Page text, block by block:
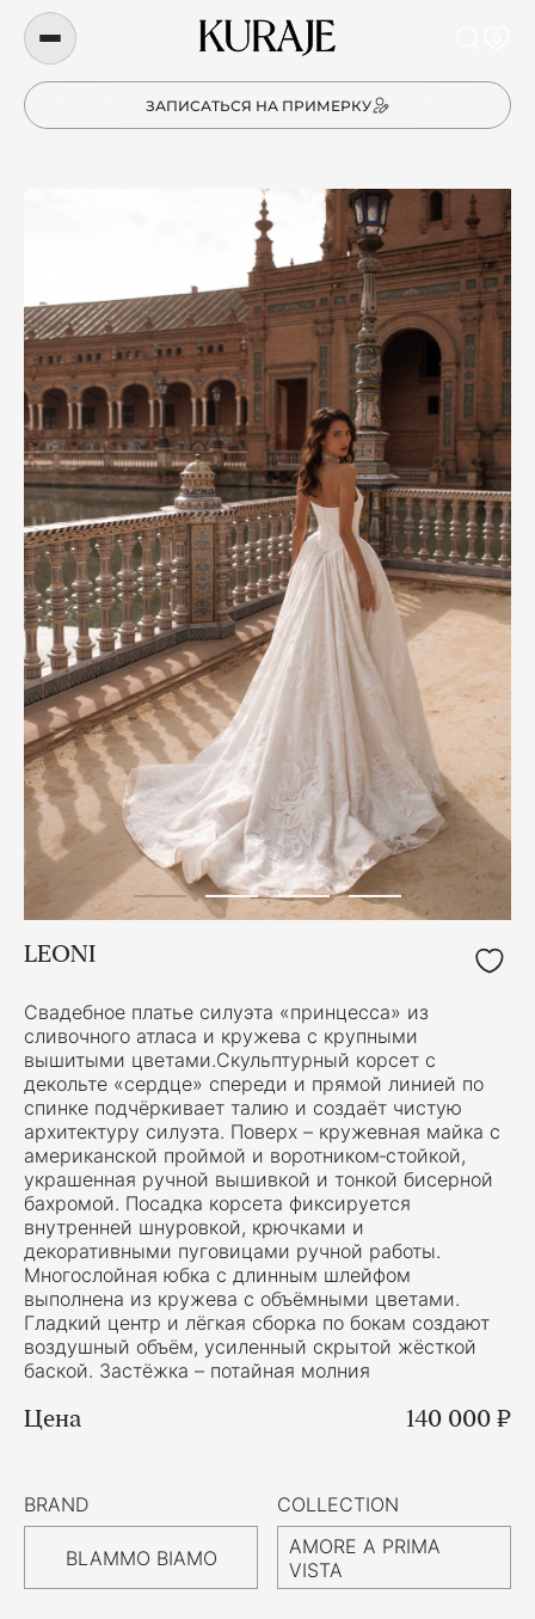
ЗАПИСАТЬСЯ НА ПРИМЕРКУ
LEONI
Свадебное платье силуэта «принцесса» из
сливочного атласа и кружева с крупными
вышитыми цветами.Скульптурный корсет с
декольте «сердце» спереди и прямой линией по
спинке подчёркивает талию и создаёт чистую
архитектуру силуэта. Поверх – кружевная майка с
американской проймой и воротником‑стойкой,
украшенная ручной вышивкой и тонкой бисерной
бахромой. Посадка корсета фиксируется
внутренней шнуровкой, крючками и
декоративными пуговицами ручной работы.
Многослойная юбка с длинным шлейфом
выполнена из кружева с объёмными цветами.
Гладкий центр и лёгкая сборка по бокам создают
воздушный объём, усиленный скрытой жёсткой
баской. Застёжка – потайная молния
Цена 140 000 ₽
BRAND
BLAMMO BIAMO
COLLECTION
AMORE A PRIMA
VISTA